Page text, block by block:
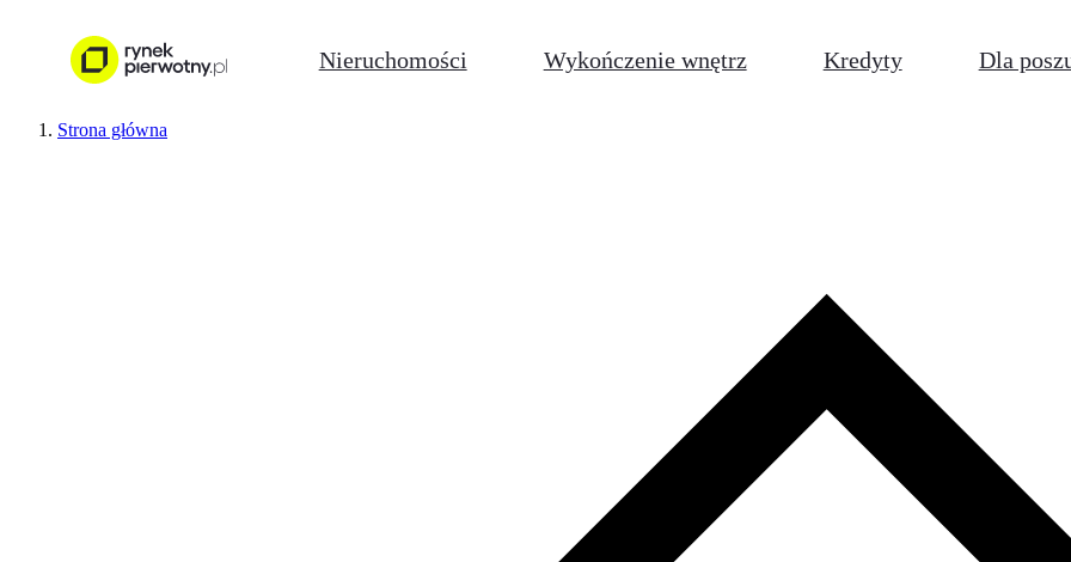
Nieruchomości Wykończenie wnętrz Kredyty Dla
Strona główna